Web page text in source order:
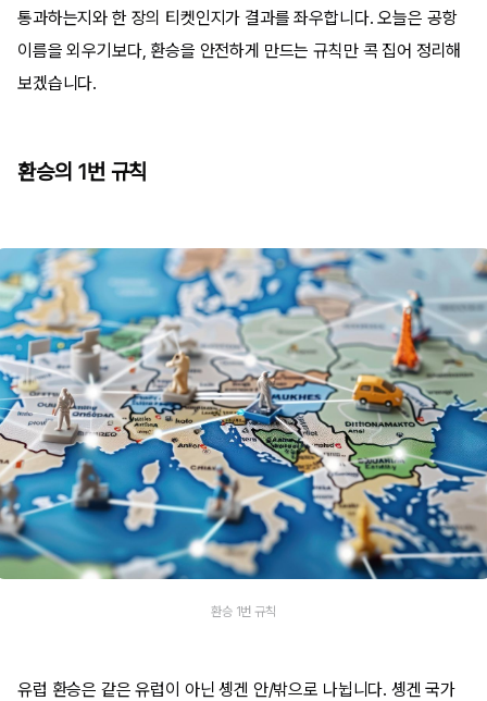
통과하는지와 한 장의 티켓인지가 결과를 좌우합니다. 오늘은 공항
이름을 외우기보다, 환승을 안전하게 만드는 규칙만 콕 집어 정리해
보겠습니다.
환승의 1번 규칙
환승 1번 규칙
유럽 환승은 같은 유럽이 아닌 솅겐 안/밖으로 나뉩니다. 솅겐 국가